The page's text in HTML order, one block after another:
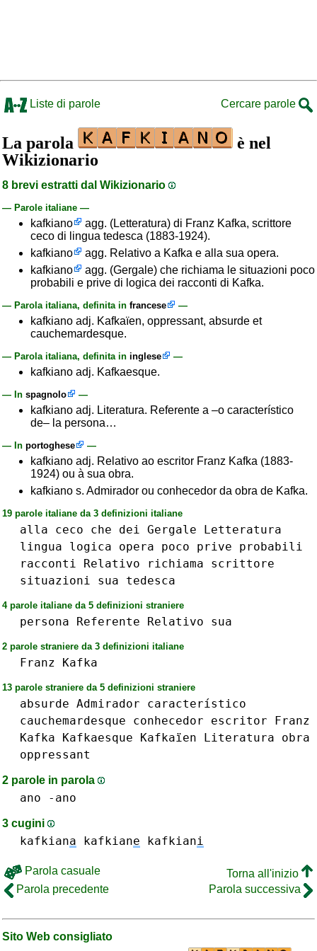
Liste di parole Cercare parole
La parola
è nel
Wikizionario
8 brevi estratti dal Wikizionario
— Parole italiane —
kafkiano
agg. (Letteratura) di Franz Kafka, scrittore
ceco di lingua tedesca (1883-1924).
kafkiano
agg. Relativo a Kafka e alla sua opera.
kafkiano
agg. (Gergale) che richiama le situazioni poco
probabili e prive di logica dei racconti di Kafka.
— Parola italiana, definita in francese —
kafkiano adj. Kafkaïen, oppressant, absurde et
cauchemardesque.
— Parola italiana, definita in inglese —
kafkiano adj. Kafkaesque.
— In spagnolo —
kafkiano adj. Literatura. Referente a –o característico
de– la persona…
— In portoghese —
kafkiano adj. Relativo ao escritor Franz Kafka (1883-
1924) ou à sua obra.
kafkiano s. Admirador ou conhecedor da obra de Kafka.
19 parole italiane da 3 definizioni italiane
alla ceco che dei Gergale
Letteratura
lingua
logica opera poco prive
probabili
racconti
Relativo richiama
scrittore
situazioni
sua tedesca
4 parole italiane da 5 definizioni straniere
persona Referente Relativo sua
2 parole straniere da 3 definizioni italiane
Franz Kafka
13 parole straniere da 5 definizioni straniere
absurde Admirador
característico
cauchemardesque
conhecedor escritor
Franz
Kafka
Kafkaesque Kafkaïen Literatura
obra
oppressant
2 parole in parola
ano -ano
3 cugini
kafkiana kafkiane kafkiani
Parola casuale
Torna all'inizio
Parola precedente
Parola successiva
Sito Web consigliato